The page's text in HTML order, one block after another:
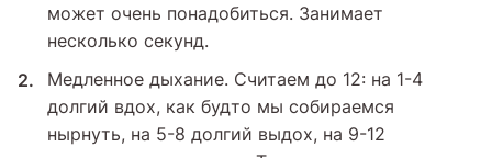
может очень понадобиться. Занимает
несколько секунд.
Медленное дыхание. Считаем до 12: на 1-4
долгий вдох, как будто мы собираемся
нырнуть, на 5-8 долгий выдох, на 9-12